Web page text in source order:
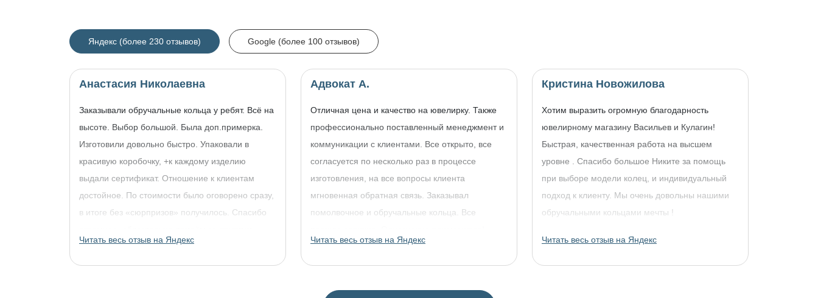
Яндекс (более 230 отзывов) Google (более 100 отзывов)
Анастасия Николаевна
Заказывали обручальные кольца у ребят. Всё на
высоте. Выбор большой. Была доп.примерка.
Изготовили довольно быстро. Упаковали в
красивую коробочку, +к каждому изделию
выдали сертификат. Отношение к клиентам
достойное. По стоимости было оговорено сразу,
в итоге без «сюрпризов» получилось. Спасибо
украшениями!
Читать весь отзыв на Яндекс
Адвокат А.
Отличная цена и качество на ювелирку. Также
профессионально поставленный менеджмент и
коммуникации с клиентами. Все открыто, все
согласуется по несколько раз в процессе
изготовления, на все вопросы клиента
мгновенная обратная связь. Заказывал
помолвочное и обручальные кольца. Все
Читать весь отзыв на Яндекс
Кристина Новожилова
Хотим выразить огромную благодарность
ювелирному магазину Васильев и Кулагин!
Быстрая, качественная работа на высшем
уровне . Спасибо большое Никите за помощь
при выборе модели колец, и индивидуальный
подход к клиенту. Мы очень довольны нашими
обручальными кольцами мечты !
Читать весь отзыв на Яндекс